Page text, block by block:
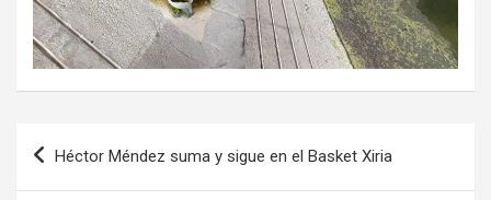
Navegación
de
Héctor Méndez suma y sigue en el Basket Xiria